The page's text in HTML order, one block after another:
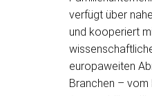
verfügt über
und kooperiert
europaweiten
Branchen – vom